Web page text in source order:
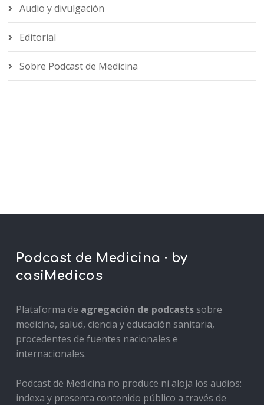
Audio y divulgación
Editorial
Sobre Podcast de Medicina
Podcast de Medicina · by
casiMedicos
Plataforma de agregación de podcastssobre
medicina, salud, ciencia y educación sanitaria,
procedentes de fuentes nacionales e
internacionales.
Podcast de Medicina no produce ni aloja los audios:
indexa y presenta contenido público a través de